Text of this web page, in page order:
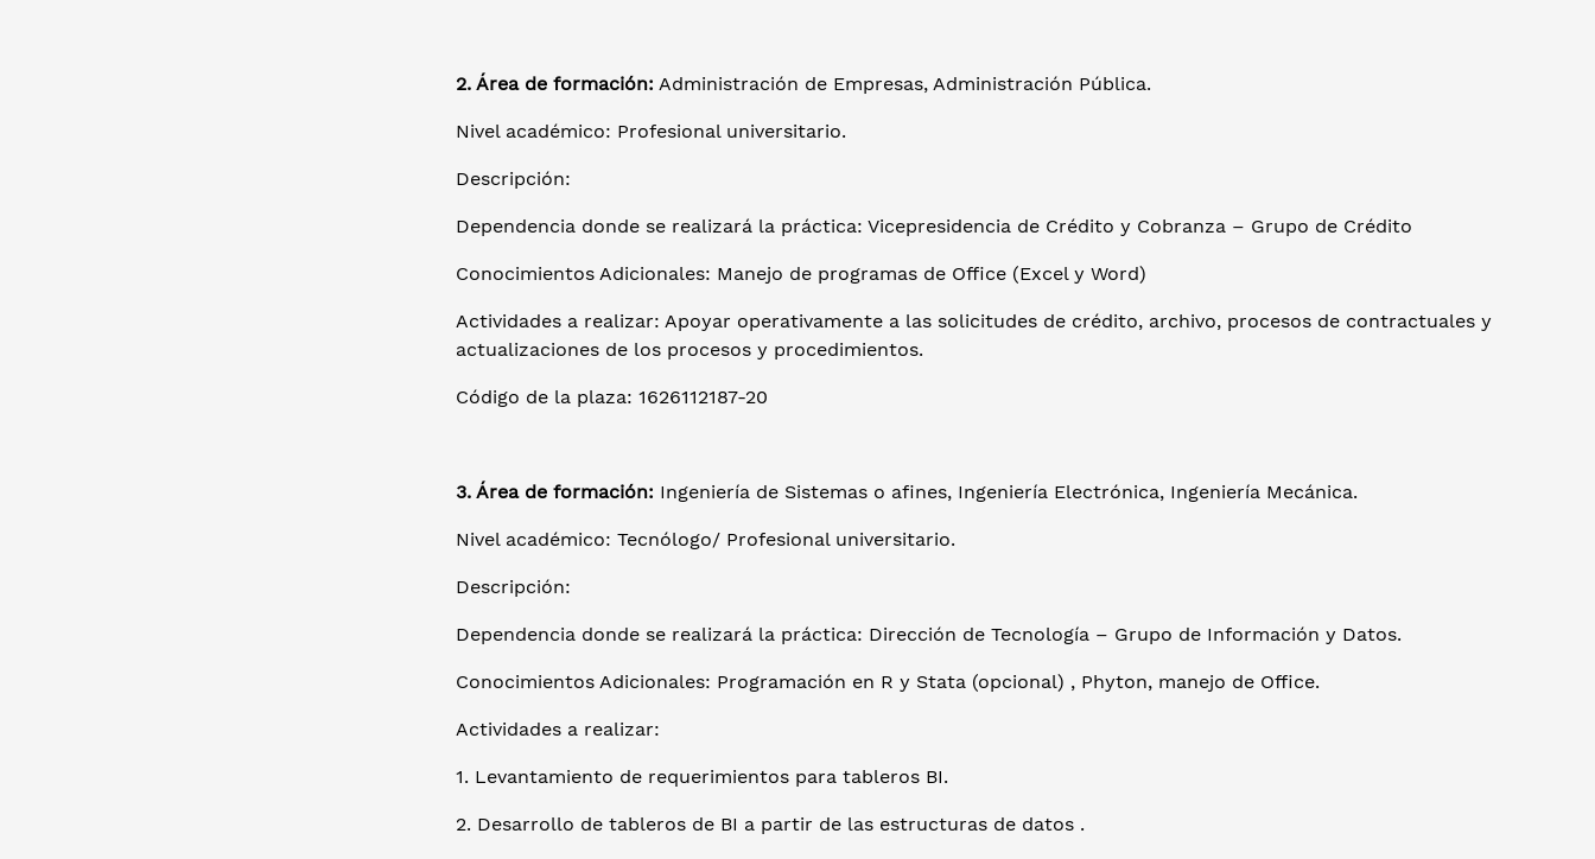
2. Área de formación: Administración de Empresas, Administración Pública.
Nivel académico: Profesional universitario.
Descripción:
Dependencia donde se realizará la práctica: Vicepresidencia de Crédito y Cobranza – Grupo de Crédito
Conocimientos Adicionales: Manejo de programas de Office (Excel y Word)
Actividades a realizar: Apoyar operativamente a las solicitudes de crédito, archivo, procesos de contractuales y
actualizaciones de los procesos y procedimientos.
Código de la plaza: 1626112187-20
3. Área de formación: Ingeniería de Sistemas o afines, Ingeniería Electrónica, Ingeniería Mecánica.
Nivel académico: Tecnólogo/ Profesional universitario.
Descripción:
Dependencia donde se realizará la práctica: Dirección de Tecnología – Grupo de Información y Datos.
Conocimientos Adicionales: Programación en R y Stata (opcional) , Phyton, manejo de Office.
Actividades a realizar:
1. Levantamiento de requerimientos para tableros BI.
2. Desarrollo de tableros de BI a partir de las estructuras de datos .